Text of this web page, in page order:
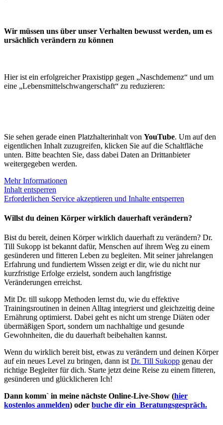
Wir müssen uns über unser Verhalten bewusst werden, um es
ursächlich verändern zu können
Hier ist ein erfolgreicher Praxistipp gegen „Naschdemenz“ und um
eine „Lebensmittelschwangerschaft“ zu reduzieren:
Sie sehen gerade einen Platzhalterinhalt von YouTube. Um auf den
eigentlichen Inhalt zuzugreifen, klicken Sie auf die Schaltfläche
unten. Bitte beachten Sie, dass dabei Daten an Drittanbieter
weitergegeben werden.
Mehr Informationen
Inhalt entsperren
Erforderlichen Service akzeptieren und Inhalte entsperren
Willst du deinen Körper wirklich dauerhaft verändern?
Bist du bereit, deinen Körper wirklich dauerhaft zu verändern? Dr.
Till Sukopp ist bekannt dafür, Menschen auf ihrem Weg zu einem
gesünderen und fitteren Leben zu begleiten. Mit seiner jahrelangen
Erfahrung und fundiertem Wissen zeigt er dir, wie du nicht nur
kurzfristige Erfolge erzielst, sondern auch langfristige
Veränderungen erreichst.
Mit Dr. till sukopp Methoden lernst du, wie du effektive
Trainingsroutinen in deinen Alltag integrierst und gleichzeitig deine
Ernährung optimierst. Dabei geht es nicht um strenge Diäten oder
übermäßigen Sport, sondern um nachhaltige und gesunde
Gewohnheiten, die du dauerhaft beibehalten kannst.
Wenn du wirklich bereit bist, etwas zu verändern und deinen Körper
auf ein neues Level zu bringen, dann ist Dr. Till Sukopp genau der
richtige Begleiter für dich. Starte jetzt deine Reise zu einem fitteren,
gesünderen und glücklicheren Ich!
Dann komm` in meine nächste Online-Live-Show (hier
kostenlos anmelden) oder buche dir ein Beratungsgespräch.